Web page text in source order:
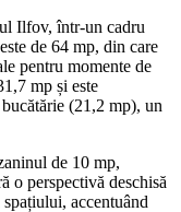
Ilfov, într-un cadru
de 64 mp, din care
pentru momente de
mp și este
(21,2 mp), un
de 10 mp,
o perspectivă deschisă
accentuând